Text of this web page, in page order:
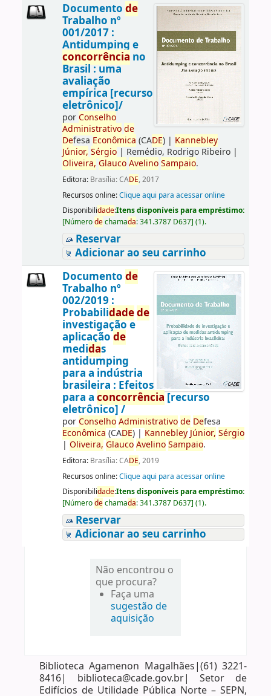
Documento de
Trabalho nº
001/2017 :
Antidumping e
concorrência no
Brasil : uma
avaliação
empírica [recurso
eletrônico]/
porConselho
Administrativo de
Defesa Econômica (CADE)| Kannebley
Júnior, Sérgio| Remédio, Rodrigo Ribeiro|
Oliveira, Glauco Avelino Sampaio.
Editora: Brasília: CADE, 2017
Recursos online:Clique aqui para acessar online
Disponibilidade:Itens disponíveis para empréstimo:
[Númerodechamada:341.3787 D637] (1).
Reservar
Adicionar ao seu carrinho
Documento de
Trabalho nº
002/2019 :
Probabilidadede
investigação e
aplicação de
medidas
antidumping
para a indústria
brasileira : Efeitos
para a concorrência [recurso
eletrônico] /
porConselho Administrativo de Defesa
Econômica (CADE)| Kannebley Júnior, Sérgio
| Oliveira, Glauco Avelino Sampaio.
Editora: Brasília: CADE, 2019
Recursos online:Clique aqui para acessar online
Disponibilidade:Itens disponíveis para empréstimo:
[Númerodechamada:341.3787 D637] (1).
Reservar
Adicionar ao seu carrinho
Não encontrou o
que procura?
Faça uma
sugestão de
aquisição
Biblioteca Agamenon Magalhães|(61) 3221-
8416| biblioteca@cade.gov.br| Setor de
Edifícios de Utilidade Pública Norte – SEPN,